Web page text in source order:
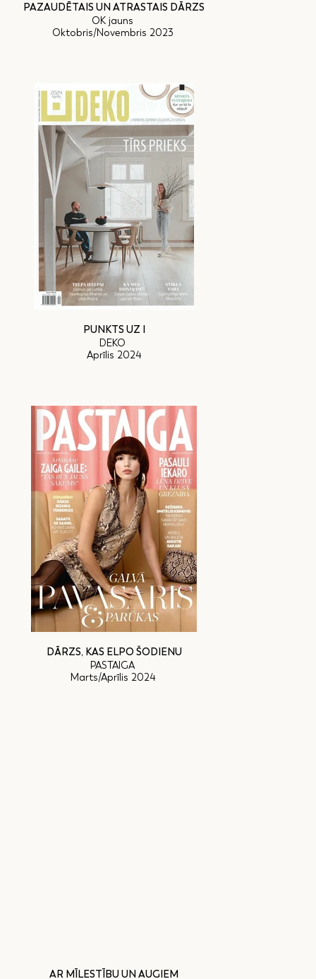
PAZAUDĒTAIS UN ATRASTAIS DĀRZS
OK jauns
Oktobris/Novembris 2023
PUNKTS UZ I
DEKO
Aprīlis 2024
DĀRZS, KAS ELPO ŠODIENU
PASTAIGA
Marts/Aprīlis 2024
AR MĪLESTĪBU UN AUGIEM